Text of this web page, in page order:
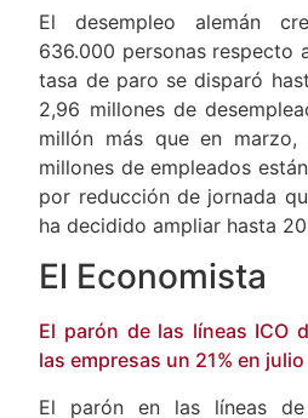
El desempleo alemán
636.000 personas respecto
tasa de paro se disparó
2,96 millones de
millón más que en
millones de empleados
por reducción de jornada
El Economista
El parón de las líneas ICO